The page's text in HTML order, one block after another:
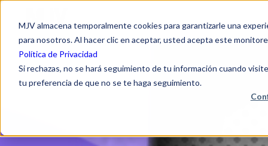
MJV almacena temporalmente cookies para garantizarle una
para nosotros. Al hacer clic en aceptar, usted acepta este
Política de Privacidad
Si rechazas, no se hará seguimiento de tu información cuando
tu preferencia de que no se te haga seguimiento.